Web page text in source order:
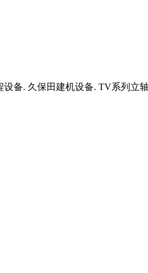
备. 久保田建机设备. TV系列立